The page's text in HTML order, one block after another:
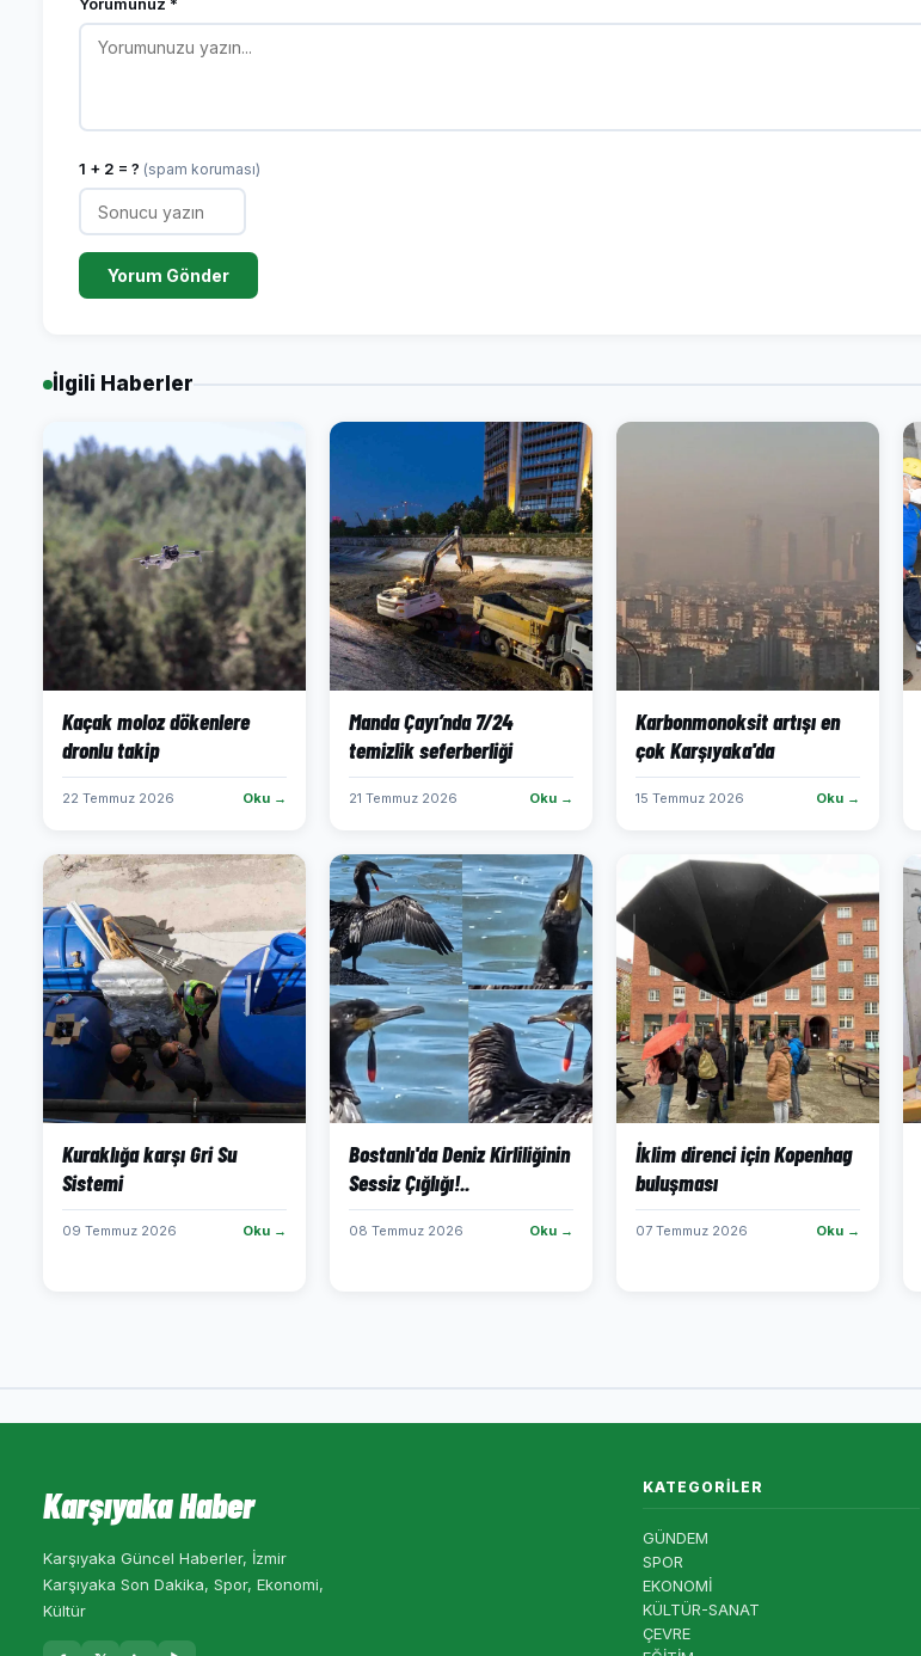
1 + 2 = ? (spam koruması)
Yorum Gönder
İlgili Haberler
Kaçak moloz dökenlere
dronlu takip
22 Temmuz 2026 Oku →
Manda Çayı’nda 7/24
temizlik seferberliği
21 Temmuz 2026 Oku →
Karbonmonoksit artışı en
çok Karşıyaka'da
15 Temmuz 2026 Oku →
Kuraklığa karşı Gri Su
Sistemi
09 Temmuz 2026 Oku →
Bostanlı'da Deniz Kirliliğinin
Sessiz Çığlığı!..
08 Temmuz 2026 Oku →
İklim direnci için Kopenhag
buluşması
07 Temmuz 2026 Oku →
Karşıyaka Haber
Karşıyaka Güncel Haberler, İzmir
Karşıyaka Son Dakika, Spor, Ekonomi,
Kültür
KATEGORILER
GÜNDEM
SPOR
EKONOMİ
KÜLTÜR-SANAT
ÇEVRE